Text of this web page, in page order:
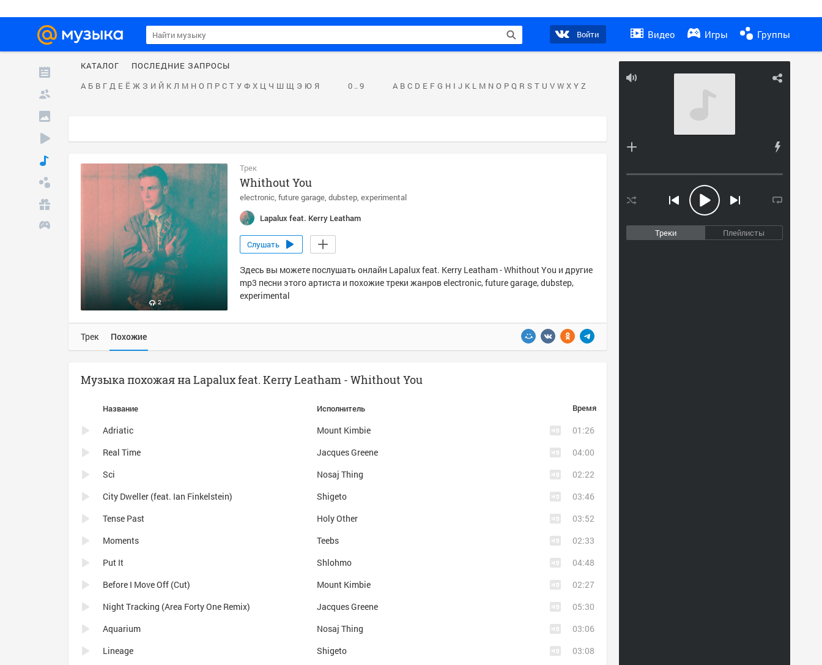
Войти Видео Игры Группы
Треки Плейлисты
КАТАЛОГ
ПОСЛЕДНИЕ ЗАПРОСЫ
А Б В Г Д Е Ё Ж З И Й К Л М Н О П Р С Т У Ф Х Ц Ч Ш Щ Э Ю Я 0 .. 9 A B C D E F G H I J K L M N O P Q R S T U V W X Y Z
2
Трек
Whithout You
electronic future garage dubstep experimental
Lapalux feat. Kerry Leatham
Слушать
Здесь вы можете послушать онлайн Lapalux feat. Kerry Leatham - Whithout You и другие
mp3 песни этого артиста и похожие треки жанров electronic, future garage, dubstep,
experimental
Трек Похожие
Музыка похожая на Lapalux feat. Kerry Leatham - Whithout You
Название Исполнитель Время
Adriatic Mount Kimbie
01:26
Real Time
Jacques Greene
04:00
Sci
Nosaj Thing
02:22
City Dweller (feat. Ian Finkelstein)
Shigeto
03:46
Tense Past
Holy Other
03:52
Moments
Teebs
02:33
Put It
Shlohmo
04:48
Before I Move Off (Cut)
Mount Kimbie
02:27
Night Tracking (Area Forty One Remix)
Jacques Greene
05:30
Aquarium
Nosaj Thing
03:06
Lineage
Shigeto
03:08